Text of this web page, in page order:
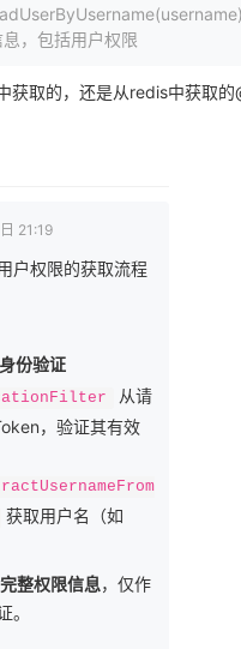
，包括用户权限
获取的，还是从redis中获取的
21:19
户权限的获取流程
份验证
从请
，验证其有效
获取用户名（如
整权限信息，仅作
。